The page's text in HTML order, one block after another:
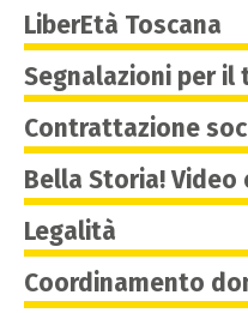
LiberEtà Toscana
Segnalazioni per il
Contrattazione
Bella Storia!
Legalità
Coordinamento